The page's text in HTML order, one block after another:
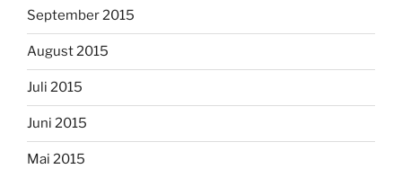
September 2015
August 2015
Juli 2015
Juni 2015
Mai 2015